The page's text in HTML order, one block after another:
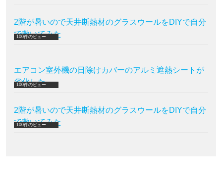
2階が暑いので天井断熱材のグラスウールをDIYで自分
で敷いてみた
100件のビュー
エアコン室外機の日除けカバーのアルミ遮熱シートが
劣化した
100件のビュー
2階が暑いので天井断熱材のグラスウールをDIYで自分
で敷いてみた
100件のビュー